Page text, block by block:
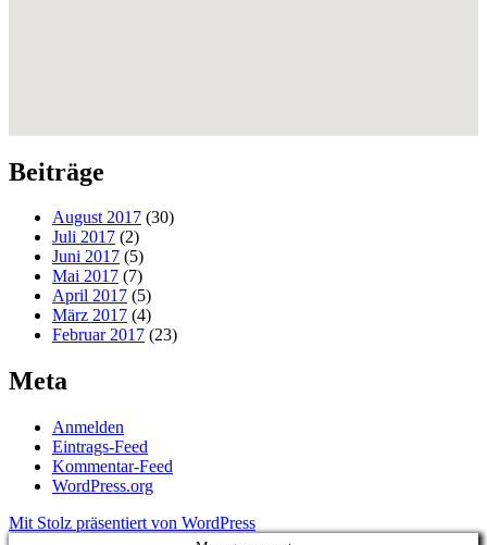
Beiträge
August 2017 (30)
Juli 2017 (2)
Juni 2017 (5)
Mai 2017 (7)
April 2017 (5)
März 2017 (4)
Februar 2017 (23)
Meta
Anmelden
Eintrags-Feed
Kommentar-Feed
WordPress.org
Mit Stolz präsentiert von WordPress